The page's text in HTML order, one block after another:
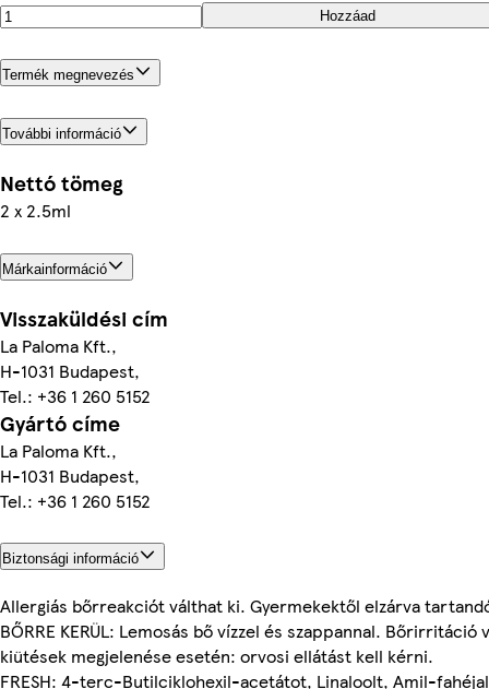
Hozzáad
Termék megnevezés
További információ
Nettó tömeg
2 x 2.5ml
Márkainformáció
Visszaküldési cím
La Paloma Kft.,
H-1031 Budapest,
Tel.: +36 1 260 5152
Gyártó címe
La Paloma Kft.,
H-1031 Budapest,
Tel.: +36 1 260 5152
Biztonsági információ
Allergiás bőrreakciót válthat ki. Gyermekektől elzárva
BŐRRE KERÜL: Lemosás bő vízzel és szappannal. Bőrirritáció
kiütések megjelenése esetén: orvosi ellátást kell kérni.
FRESH: 4-terc-Butilciklohexil-acetátot, Linaloolt, Amil-